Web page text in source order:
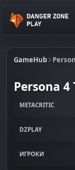
GameHub
Persona
METACRITIC
DZPLAY
ИГРОКИ